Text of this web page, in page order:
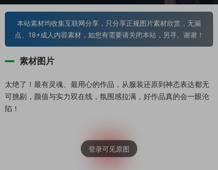
本站素材均收集互联网分享，只分享正规图片素材欣赏，无漏
点、18+成人内容素材，如您有需要请关闭本站，另寻。谢谢！
素材图片
太绝了！最有灵魂、最用心的作品，从服装还原到神态表达都无
可挑剔，颜值与实力双在线，氛围感拉满，好作品真的会一眼沦
陷！